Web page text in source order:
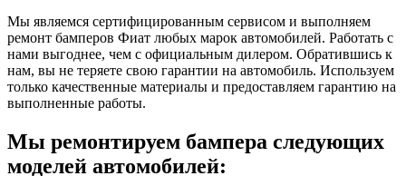
Мы являемся сертифицированным сервисом и выполняем
ремонт бамперов Фиат любых марок автомобилей. Работать с
нами выгоднее, чем с официальным дилером. Обратившись к
нам, вы не теряете свою гарантии на автомобиль. Используем
только качественные материалы и предоставляем гарантию на
выполненные работы.
Мы ремонтируем бампера следующих
моделей автомобилей: